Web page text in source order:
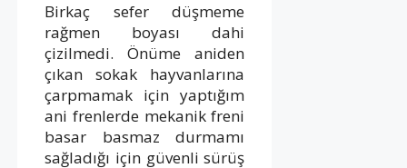
Birkaç sefer düşmeme
rağmen boyası dahi
çizilmedi. Önüme aniden
çıkan sokak hayvanlarına
çarpmamak için yaptığım
ani frenlerde mekanik freni
basar basmaz durmamı
sağladığı için güvenli sürüş